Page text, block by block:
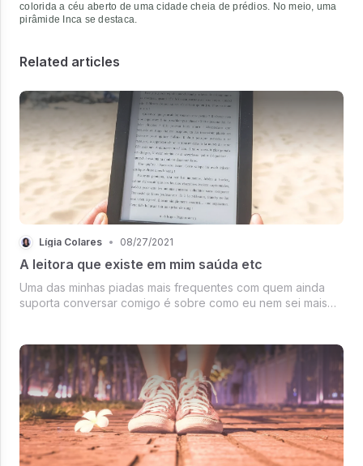
colorida a céu aberto de uma cidade cheia de prédios. No meio, uma
pirâmide Inca se destaca.
Related articles
Lígia Colares • 08/27/2021
A leitora que existe em mim saúda etc
Uma das minhas piadas mais frequentes com quem ainda
suporta conversar comigo é sobre como eu nem sei mais
#FicaEmCasa -, só pensa...